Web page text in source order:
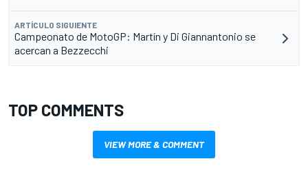
ARTÍCULO SIGUIENTE
Campeonato de MotoGP: Martín y Di Giannantonio se
acercan a Bezzecchi
TOP COMMENTS
VIEW MORE & COMMENT